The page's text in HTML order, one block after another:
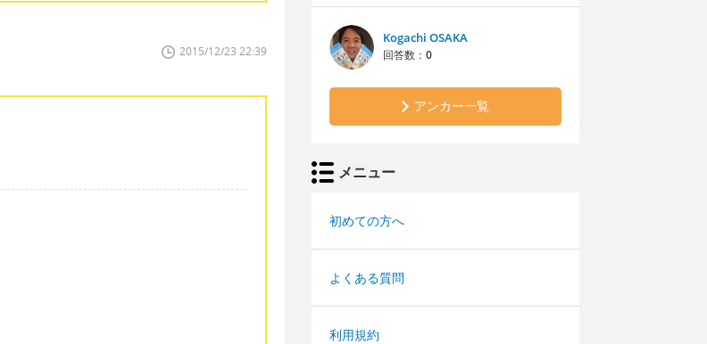
2015/12/23 22:39
Kogachi OSAKA
回答数： 0
アンカー一覧
メニュー
初めての方へ
よくある質問
利用規約